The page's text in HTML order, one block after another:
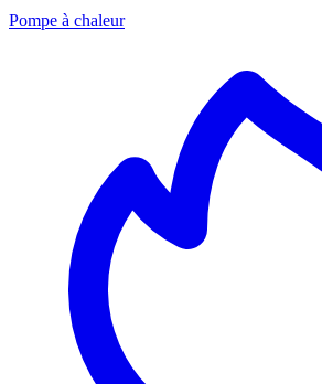
Pompe à chaleur